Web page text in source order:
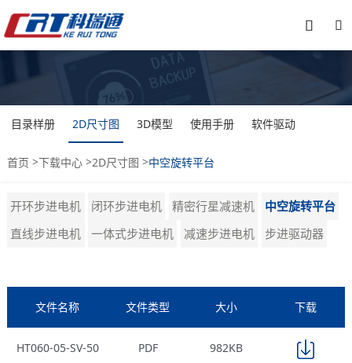


目录样册 2D尺寸图 3D模型 使用手册 软件驱动
首页 >下载中心>2D尺寸图 >中空旋转平台
开环步进电机 闭环步进电机 精密行星减速机
中空旋转平台
直线步进电机
一体式步进电机 减速步进电机 步进驱动器
文件名称 文件类型 大小 下载
HT060-05-SV-50 PDF 982KB